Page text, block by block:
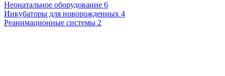
Неонатальное оборудование 6
Инкубаторы для новорожденных 4
Реанимационные системы 2